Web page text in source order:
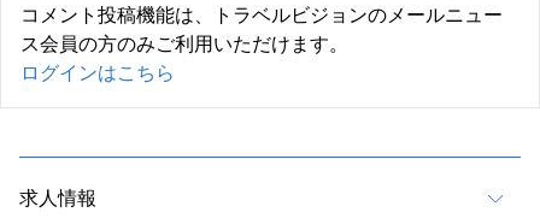
コメント投稿機能は、トラベルビジョンのメールニュー
ス会員の方のみご利用いただけます。
ログインはこちら
求人情報